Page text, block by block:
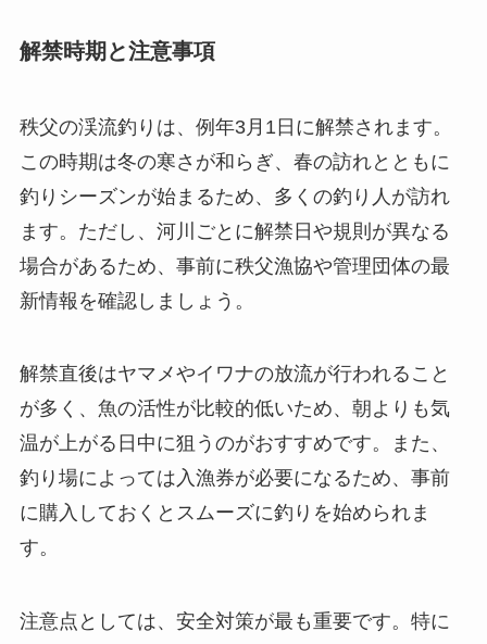
解禁時期と注意事項
秩父の渓流釣りは、例年3月1日に解禁されます。
この時期は冬の寒さが和らぎ、春の訪れとともに
釣りシーズンが始まるため、多くの釣り人が訪れ
ます。ただし、河川ごとに解禁日や規則が異なる
場合があるため、事前に秩父漁協や管理団体の最
新情報を確認しましょう。
解禁直後はヤマメやイワナの放流が行われること
が多く、魚の活性が比較的低いため、朝よりも気
温が上がる日中に狙うのがおすすめです。また、
釣り場によっては入漁券が必要になるため、事前
に購入しておくとスムーズに釣りを始められま
す。
注意点としては、安全対策が最も重要です。特に